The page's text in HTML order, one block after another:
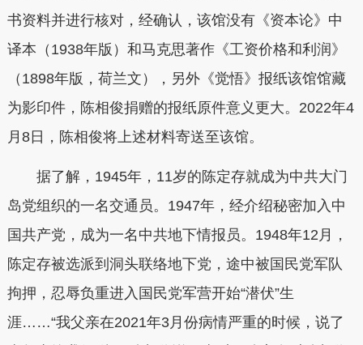
书资料并进行核对，经确认，该馆没有《资本论》中
译本（1938年版）和马克思著作《工资价格和利润》
（1898年版，荷兰文），另外《觉悟》报纸该馆馆藏
为影印件，陈相俊捐赠的报纸原件意义更大。2022年4
月8日，陈相俊将上述材料寄送至该馆。
据了解，1945年，11岁的陈定存就成为中共大门
岛党组织的一名交通员。1947年，经介绍秘密加入中
国共产党，成为一名中共地下情报员。1948年12月，
陈定存被选派到洞头联络地下党，途中被国民党军队
拘押，忍辱负重进入国民党军营开始“潜伏”生
涯……“我父亲在2021年3月份病情严重的时候，说了